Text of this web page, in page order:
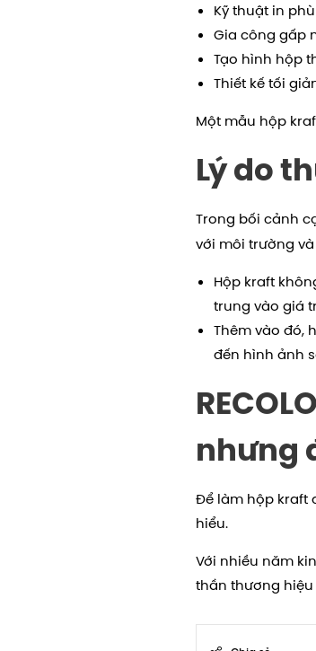
Kỹ thuật in
Gia công gấp
Tạo hình hộp
Thiết kế tối
Một mẫu hộp
Lý do
Trong bối cảnh
với môi trường
Hộp kraft
trung vào giá
Thêm vào đó,
đến hình ảnh
nhưng
Để làm hộp kraft
hiểu.
Với nhiều năm
thần thương